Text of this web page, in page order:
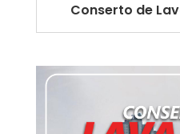
Conserto de